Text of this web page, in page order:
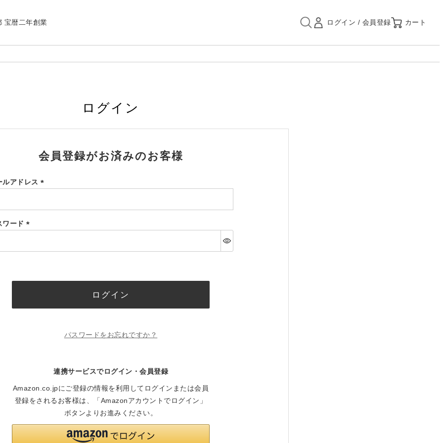
宝暦二年創業
ログイン
会員登録がお済みのお客様
ルアドレス
須)
ワード
須)
ログイン
パスワードをお忘れですか？
連携サービスでログイン・会員登録
Amazon.co.jpにご登録の情報を利用してログインまたは会員
登録をされるお客様は、「Amazonアカウントでログイン」
ボタンよりお進みください。